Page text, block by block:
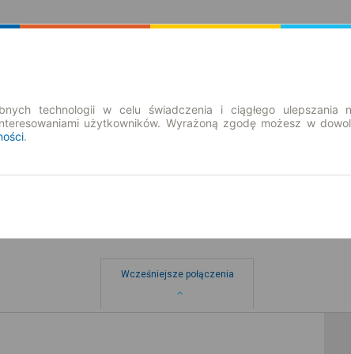
Wcześniejsze połączenia
technologii w celu świadczenia i ciągłego ulepszania
użytkowników. Wyrażoną zgodę możesz w
.